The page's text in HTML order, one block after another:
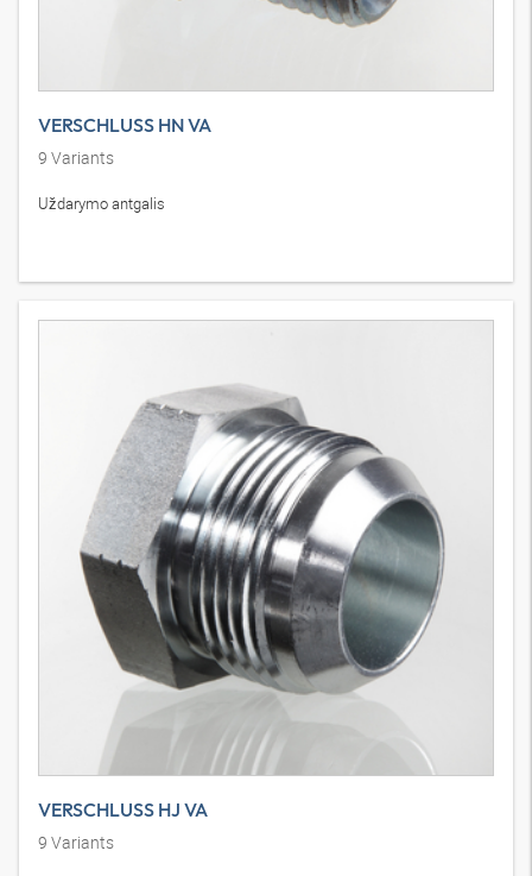
VERSCHLUSS HN VA
9 Variants
Uždarymo antgalis
VERSCHLUSS HJ VA
9 Variants